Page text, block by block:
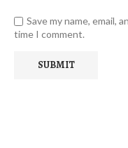
Save my name, email,
time I comment.